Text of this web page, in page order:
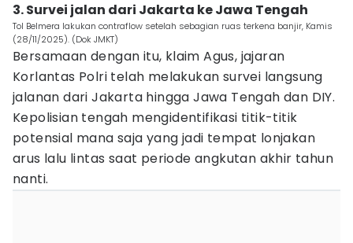
3. Survei jalan dari Jakarta ke Jawa Tengah
Tol Belmera lakukan contraflow setelah sebagian ruas terkena banjir, Kamis
(28/11/2025). (Dok JMKT)
Bersamaan dengan itu, klaim Agus, jajaran
Korlantas Polri telah melakukan survei langsung
jalanan dari Jakarta hingga Jawa Tengah dan DIY.
Kepolisian tengah mengidentifikasi titik-titik
potensial mana saja yang jadi tempat lonjakan
arus lalu lintas saat periode angkutan akhir tahun
nanti.